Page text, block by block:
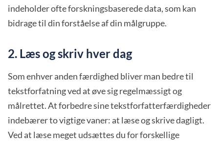
indeholder ofte forskningsbaserede data, som kan
bidrage til din forståelse af din målgruppe.
2. Læs og skriv hver dag
Som enhver anden færdighed bliver man bedre til
tekstforfatning ved at øve sig regelmæssigt og
målrettet. At forbedre sine tekstforfatterfærdigheder
indebærer to vigtige vaner: at læse og skrive dagligt.
Ved at læse meget udsættes du for forskellige